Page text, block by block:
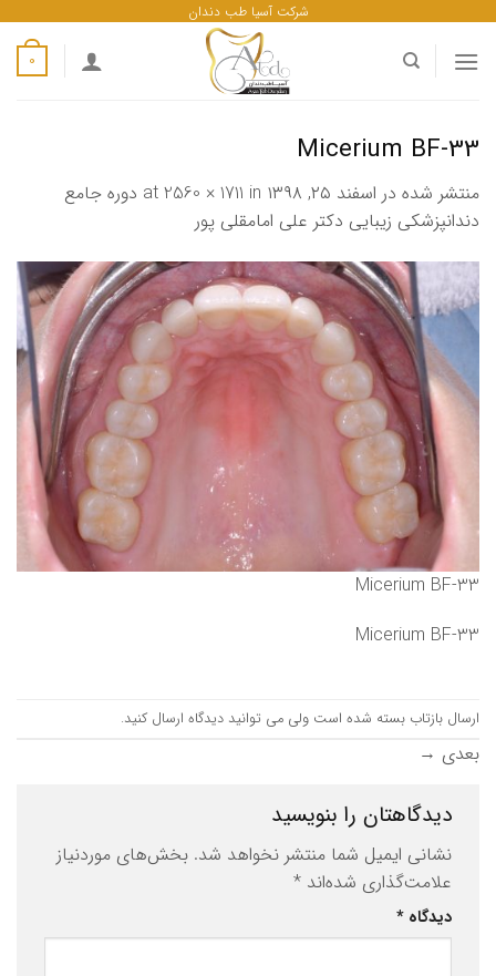
بروید
شرکت آسیا طب دندان
0
Micerium BF-33
منتشر شده در اسفند ۲۵, ۱۳۹۸ 2560 × 1711 in
دوره جامع
دندانپزشکی زیبایی دکتر علی امامقلی پور
Micerium BF-33
Micerium BF-33
ارسال بازتاب بسته شده است ولی می توانید دیدگاه ارسال کنید.
بعدی →
دیدگاهتان را بنویسید
نشانی ایمیل شما منتشر نخواهد شد. بخش‌های موردنیاز
علامت‌گذاری شده‌اند *
دیدگاه *